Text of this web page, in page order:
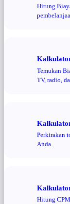
Hitung
Temukan
TV, radio,
Perkirakan
Anda.
Hitung